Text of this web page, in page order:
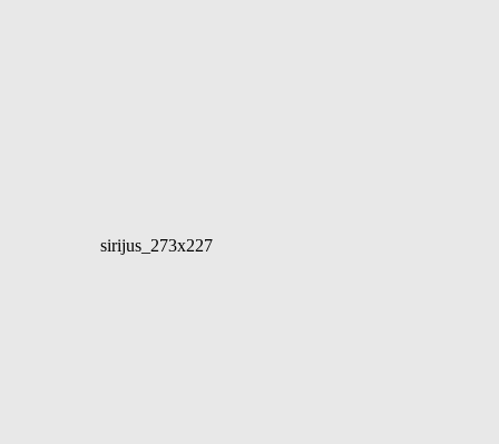
sirijus_273x227